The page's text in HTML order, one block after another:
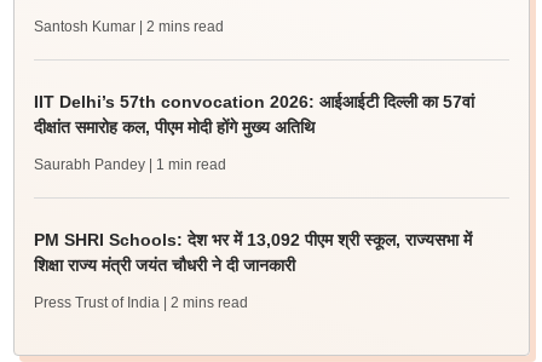
Santosh Kumar | 2 mins read
IIT Delhi’s 57th convocation 2026: आईआईटी दिल्ली का 57वां
दीक्षांत समारोह कल, पीएम मोदी होंगे मुख्य अतिथि
Saurabh Pandey | 1 min read
PM SHRI Schools: देश भर में 13,092 पीएम श्री स्कूल, राज्यसभा में
शिक्षा राज्य मंत्री जयंत चौधरी ने दी जानकारी
Press Trust of India | 2 mins read